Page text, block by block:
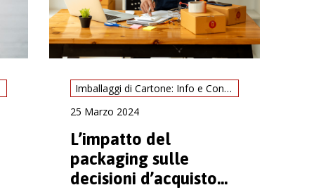
Imballaggi di Cartone: Info e Consigli
25 Marzo 2024
L’impatto del
packaging sulle
decisioni d’acquisto